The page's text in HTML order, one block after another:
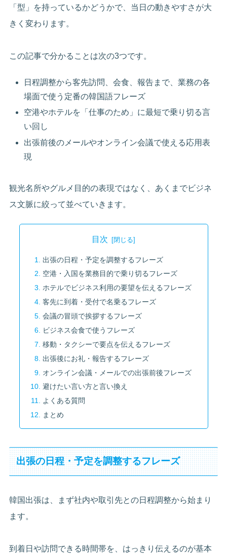
「型」を持っているかどうかで、当日の動きやすさが大
きく変わります。
この記事で分かることは次の3つです。
日程調整から客先訪問、会食、報告まで、業務の各
場面で使う定番の韓国語フレーズ
空港やホテルを「仕事のため」に最短で乗り切る言
い回し
出張前後のメールやオンライン会議で使える応用表
現
観光名所やグルメ目的の表現ではなく、あくまでビジネ
ス文脈に絞って並べていきます。
目次
出張の日程・予定を調整するフレーズ
空港・入国を業務目的で乗り切るフレーズ
ホテルでビジネス利用の要望を伝えるフレーズ
客先に到着・受付で名乗るフレーズ
会議の冒頭で挨拶するフレーズ
ビジネス会食で使うフレーズ
移動・タクシーで要点を伝えるフレーズ
出張後にお礼・報告するフレーズ
オンライン会議・メールでの出張前後フレーズ
避けたい言い方と言い換え
よくある質問
まとめ
出張の日程・予定を調整するフレーズ
韓国出張は、まず社内や取引先との日程調整から始まり
ます。
到着日や訪問できる時間帯を、はっきり伝えるのが基本